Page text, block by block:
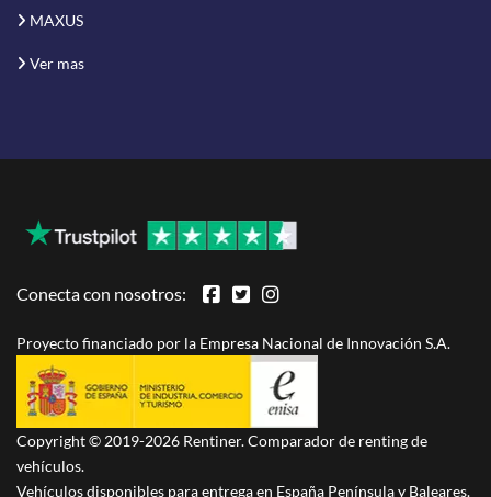
MAXUS
Ver mas
Conecta con nosotros:
Proyecto financiado por la Empresa Nacional de Innovación S.A.
Copyright © 2019-2026 Rentiner. Comparador de renting de
vehículos.
Vehículos disponibles para entrega en España Península y Baleares.